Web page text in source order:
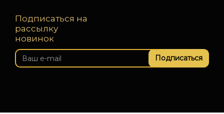
Подписаться на
рассылку
новинок
Подписаться